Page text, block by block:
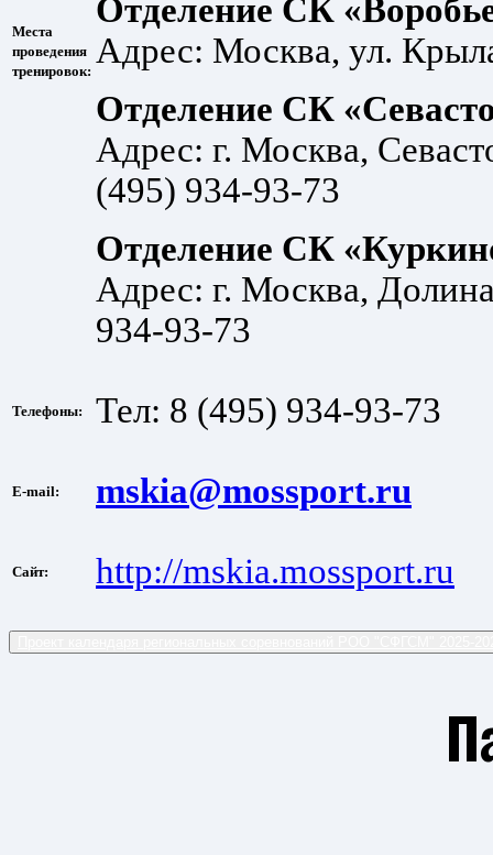
Места
проведения
тренировок:
Отделение СК
Адрес: Москва, ул.
Отделение СК
Адрес: г. Москва,
(495) 934-93-73
Отделение СК
Адрес: г. Москва,
934-93-73
Телефоны: Тел: 8 (495) 934-93-73
E-mail: mskia@mossport.ru
Сайт: http://mskia.mossport.ru